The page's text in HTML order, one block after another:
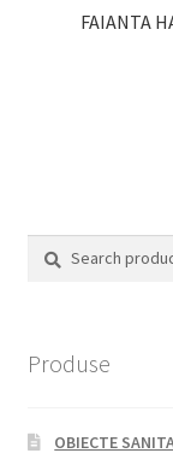
FAIANTA
Produse
OBIECTE